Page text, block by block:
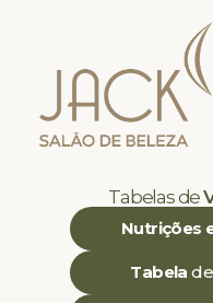
Tabelas de
Nutrições
Tabela